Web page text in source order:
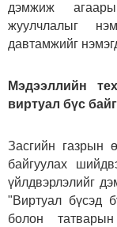
дэмжиж
жуулчлалыг
давтамжийг
Мэдээллийн
виртуал бүс
Засгийн газрын
байгуулах
үйлдвэрлэлийг
"Виртуал бүсэд
болон